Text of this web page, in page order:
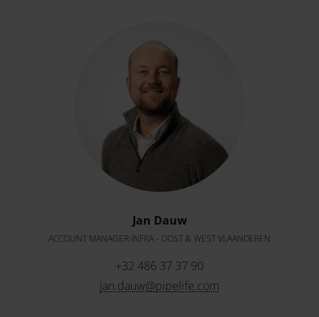
Jan Dauw
ACCOUNT MANAGER INFRA - OOST & WEST VLAANDEREN
+32 486 37 37 90
jan.dauw@pipelife.com